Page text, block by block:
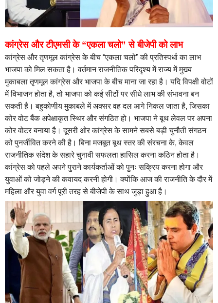
कांग्रेस और टीएमसी के “एकला चलो” से बीजेपी को लाभ
कांग्रेस और तृणमूल कांग्रेस के बीच “एकला चलो” की प्रतिस्पर्धा का लाभ
भाजपा को मिल सकता है। वर्तमान राजनीतिक परिदृश्य में राज्य में मुख्य
मुकाबला तृणमूल कांग्रेस और भाजपा के बीच माना जा रहा है। यदि विपक्षी वोटों
में विभाजन होता है, तो भाजपा को कई सीटों पर सीधे लाभ की संभावना बन
सकती है। बहुकोणीय मुकाबले में अक्सर वह दल आगे निकल जाता है, जिसका
कोर वोट बैंक अपेक्षाकृत स्थिर और संगठित हो। भाजपा ने बूथ लेवल पर अपना
कोर वोटर बनाया है। दूसरी ओर कांग्रेस के सामने सबसे बड़ी चुनौती संगठन
को पुनर्जीवित करने की है। बिना मजबूत बूथ स्तर की संरचना के, केवल
राजनीतिक संदेश के सहारे चुनावी सफलता हासिल करना कठिन होता है।
कांग्रेस को पहले अपने पुराने कार्यकर्ताओं को पुनः सक्रिय करना होगा और
युवाओं को जोड़ने की कवायद करनी होगी। क्योंकि आज की राजनीति के दौर में
महिला और युवा वर्ग पूरी तरह से बीजेपी के साथ जुड़ा हुआ है।